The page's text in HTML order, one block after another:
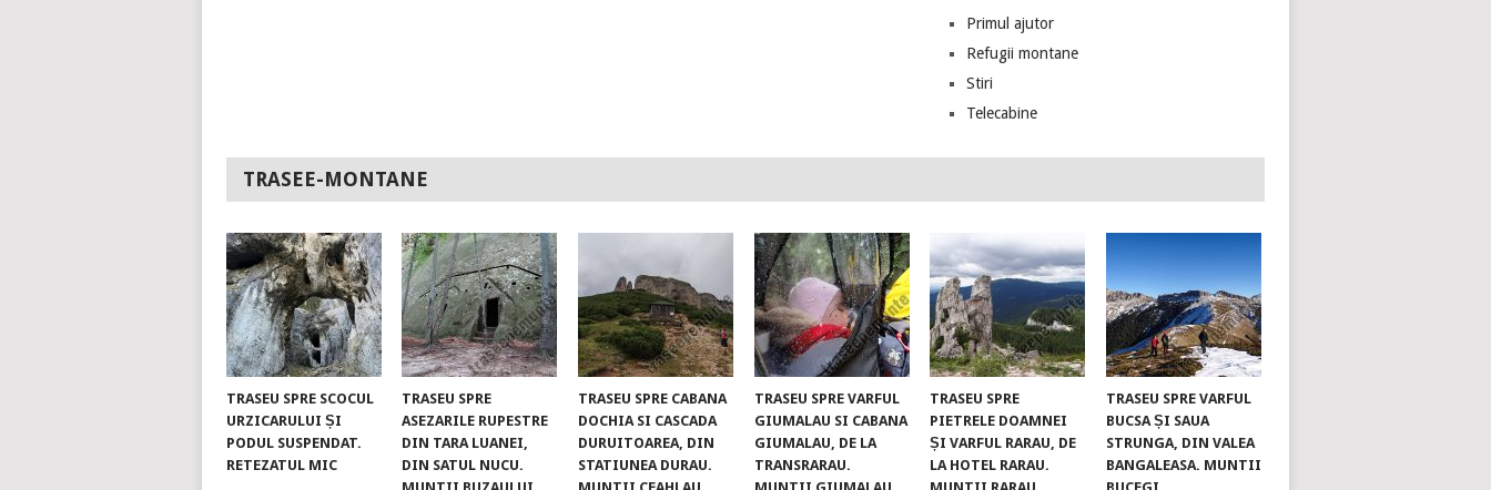
Primul ajutor
Refugii montane
Stiri
Telecabine
TRASEE-MONTANE
TRASEU SPRE SCOCUL
URZICARULUI ȘI
PODUL SUSPENDAT.
RETEZATUL MIC
TRASEU SPRE
ASEZARILE RUPESTRE
DIN TARA LUANEI,
DIN SATUL NUCU.
TRASEU SPRE CABANA
DOCHIA SI CASCADA
DURUITOAREA, DIN
STATIUNEA DURAU.
TRASEU SPRE VARFUL
GIUMALAU SI CABANA
GIUMALAU, DE LA
TRANSRARAU.
TRASEU SPRE
PIETRELE DOAMNEI
ȘI VARFUL RARAU, DE
LA HOTEL RARAU.
TRASEU SPRE VARFUL
BUCSA ȘI SAUA
STRUNGA, DIN VALEA
BANGALEASA. MUNTII